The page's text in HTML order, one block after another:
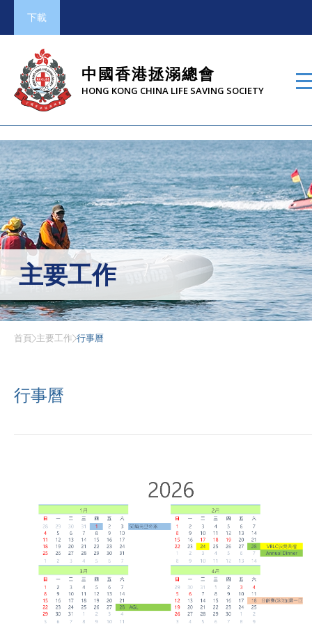
下載
中國香港拯溺總會
HONG KONG CHINA LIFE SAVING SOCIETY
主要工作
首頁 主要工作 行事曆
行事曆